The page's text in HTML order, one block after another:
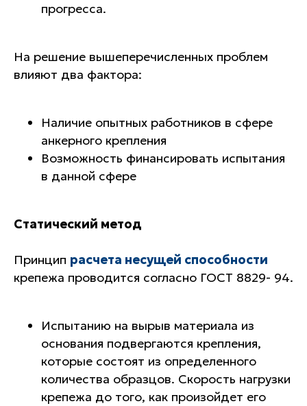
прогресса.
На решение вышеперечисленных проблем
влияют два фактора:
Наличие опытных работников в сфере
анкерного крепления
Возможность финансировать испытания
в данной сфере
Статический метод
Принцип расчета несущей способности
крепежа проводится согласно ГОСТ 8829- 94.
Испытанию на вырыв материала из
основания подвергаются крепления,
которые состоят из определенного
количества образцов. Скорость нагрузки
крепежа до того, как произойдет его